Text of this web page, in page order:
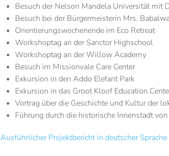
Besuch der Nelson Mandela Universität mit
Besuch bei der Bürgermeisterin Mrs.
Orientierungswochenende im Eco Retreat
Workshoptag an der Sanctor Highschool
Workshoptag an der Willow Academy
Besuch im Missionvale Care Center
Exkursion in den Addo Elefant Park
Exkursion in das Groot Kloof Education
Vortrag über die Geschichte und Kultur der
Führung durch die historische Innenstadt von
Ausführlicher Projektbericht in deutscher Sprache